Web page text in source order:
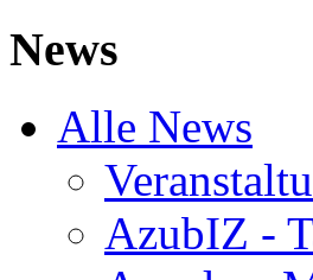
News
Alle News
AzubIZ -